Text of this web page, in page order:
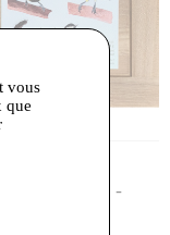
De Bois
-
vous
que